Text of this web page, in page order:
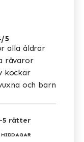
5
alla åldrar
råvaror
kockar
och barn
MIDDAGAR
5 rätter